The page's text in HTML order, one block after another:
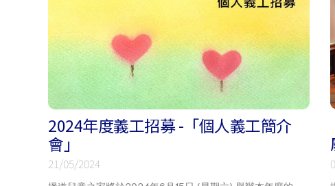
2024年度義工招募 -「個人義工簡介
會」
21/05/2024